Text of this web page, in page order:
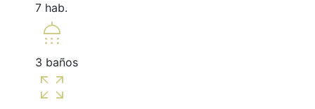
7 hab.
shower
3 baños
zoom_out_map